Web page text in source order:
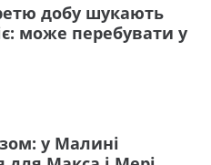
добу шукають
може перебувати у
у Малині